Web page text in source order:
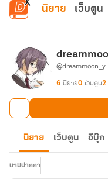
ข้ามไปยังเนื้อหาหลัก
นิยาย เว็บตูน
@dreammoon_y
6 นิยาย0 เว็บตูน2
นิยาย เว็บตูน อีบุ๊ก
นามปากกา